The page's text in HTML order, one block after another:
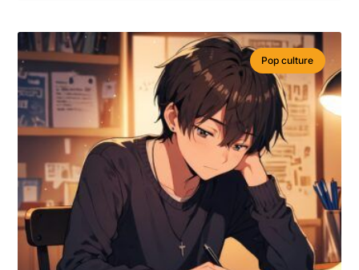
Pop culture